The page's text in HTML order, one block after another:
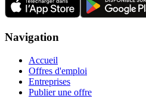
Navigation
Accueil
Offres d'emploi
Entreprises
Publier une offre